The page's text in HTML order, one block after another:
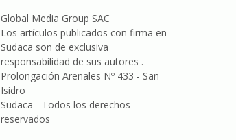
Global Media Group SAC
Los artículos publicados con firma en
Sudaca son de exclusiva
responsabilidad de sus autores .
Prolongación Arenales Nº 433 - San
Isidro
Sudaca - Todos los derechos
reservados